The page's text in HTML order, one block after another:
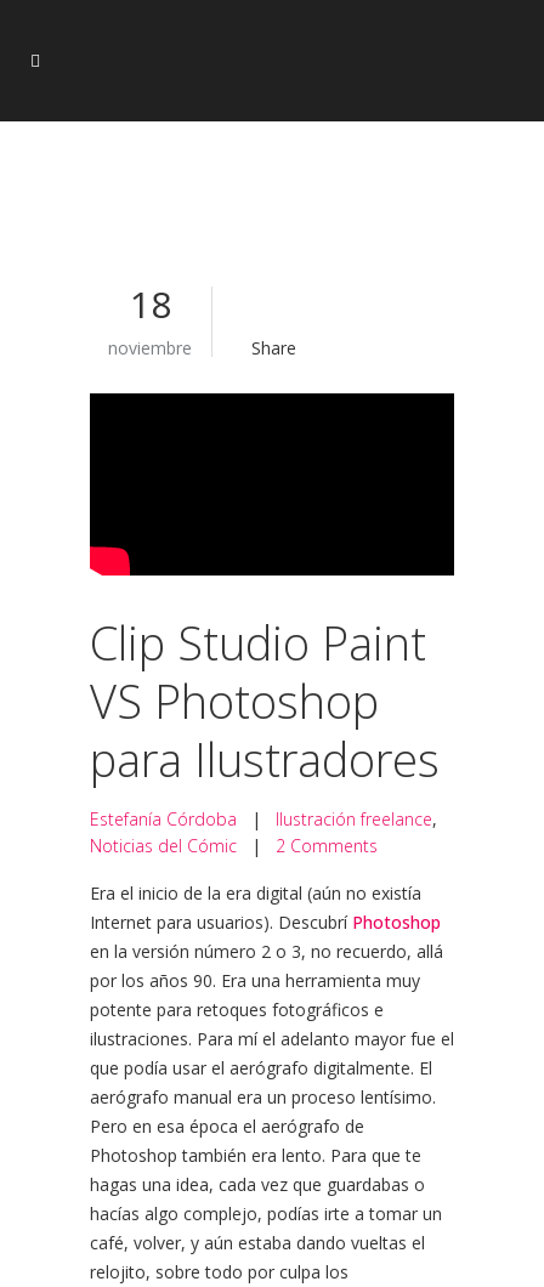
18
noviembre Share
Clip Studio Paint
VS Photoshop
para Ilustradores
Estefanía Córdoba | Ilustración freelance,
Noticias del Cómic | 2 Comments
Era el inicio de la era digital (aún no existía
Internet para usuarios). Descubrí Photoshop
en la versión número 2 o 3, no recuerdo, allá
por los años 90. Era una herramienta muy
potente para retoques fotográficos e
ilustraciones. Para mí el adelanto mayor fue el
que podía usar el aerógrafo digitalmente. El
aerógrafo manual era un proceso lentísimo.
Pero en esa época el aerógrafo de
Photoshop también era lento. Para que te
hagas una idea, cada vez que guardabas o
hacías algo complejo, podías irte a tomar un
café, volver, y aún estaba dando vueltas el
relojito, sobre todo por culpa los